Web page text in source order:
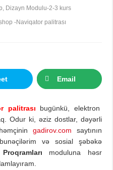
, Dizayn Modulu-2-3 kurs
-Naviqator palitrası
Email
palitrası bugünkü, elektron
Odur ki, əziz dostlar, dəyərli
gadirov.com saytının
və sosial şəbəkə
moduluna həsr